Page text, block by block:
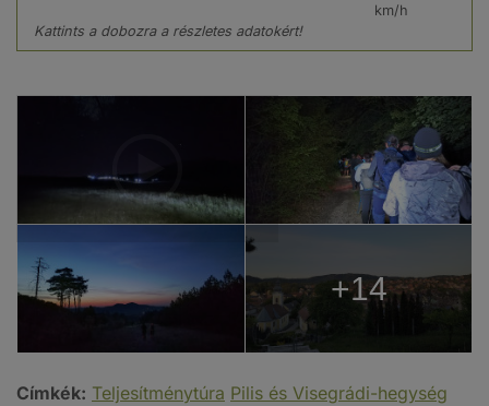
km/h
Kattints a dobozra a részletes adatokért!
+14
Címkék: Teljesítménytúra Pilis és Visegrádi-hegység